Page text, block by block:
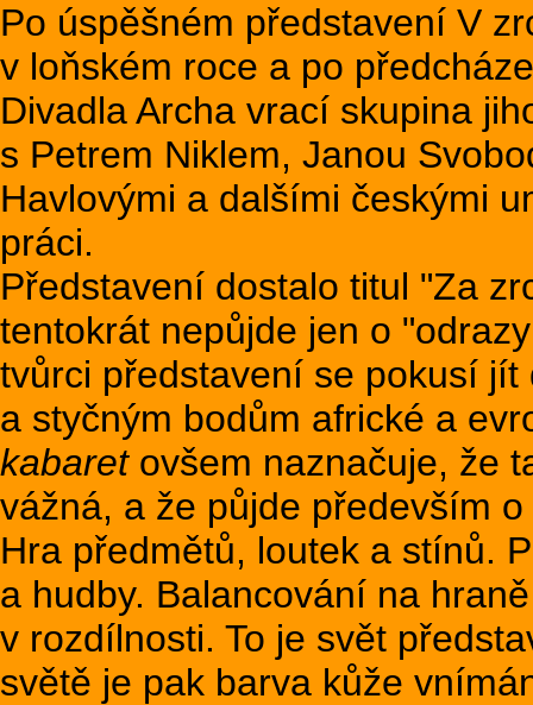
Po úspěšném představení V
v loňském roce a po
Divadla Archa vrací skupina
s Petrem Niklem, Janou
Havlovými a dalšími českými
práci.
Představení dostalo titul "Za
tentokrát nepůjde jen o
tvůrci představení se pokusí
a styčným bodům africké a
kabaretovšem naznačuje, že
vážná, a že půjde především
Hra předmětů, loutek a stínů.
a hudby. Balancování na
v rozdílnosti. To je svět
světě je pak barva kůže